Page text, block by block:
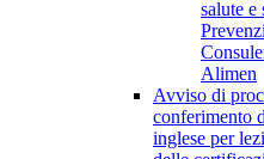
salute e
Alimen
Avviso di
conferimento
inglese per